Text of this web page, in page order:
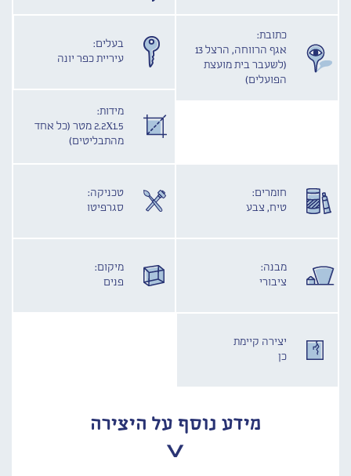
כתובת:
אגף הרווחה, הרצל 13
(לשעבר בית מועצת
הפועלים)
בעלים:
עיריית כפר יונה
מידות:
2.2X1.5 מטר (כל אחד
מהתבליטים)
חומרים:
טיח, צבע
טכניקה:
סגרפיטו
מבנה:
ציבורי
מיקום:
פנים
יצירה קיימת
כן
מידע נוסף על היצירה